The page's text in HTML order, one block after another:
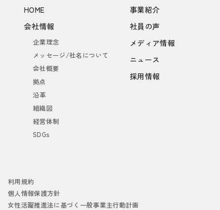
HOME
会社情報
企業理念
メッセージ/社名について
会社概要
拠点
沿革
組織図
経営体制
SDGs
事業紹介
社員の声
メディア情報
ニュース
採用情報
利用規約
個人情報保護方針
女性活躍推進法に基づく一般事業主行動計画